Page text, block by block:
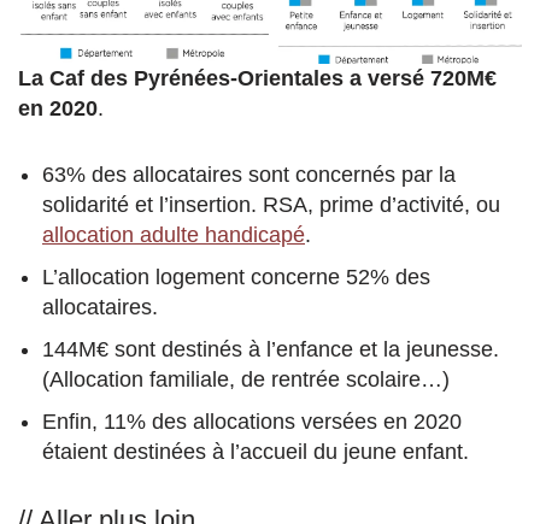
La Caf des Pyrénées-Orientales a versé 720M€
en 2020.
63% des allocataires sont concernés par la
solidarité et l’insertion. RSA, prime d’activité, ou
allocation adulte handicapé.
L’allocation logement concerne 52% des
allocataires.
144M€ sont destinés à l’enfance et la jeunesse.
(Allocation familiale, de rentrée scolaire…)
Enfin, 11% des allocations versées en 2020
étaient destinées à l’accueil du jeune enfant.